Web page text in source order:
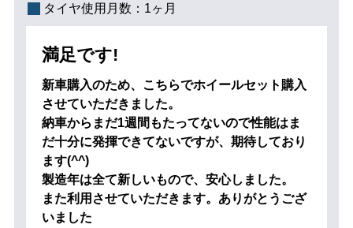
タイヤ使用月数： 1ヶ月
満足です!
新車購入のため、こちらでホイールセット購入
させていただきました。
納車からまだ1週間もたってないので性能はま
だ十分に発揮できてないですが、期待しており
ます(^^)
製造年は全て新しいもので、安心しました。
また利用させていただきます。ありがとうござ
いました